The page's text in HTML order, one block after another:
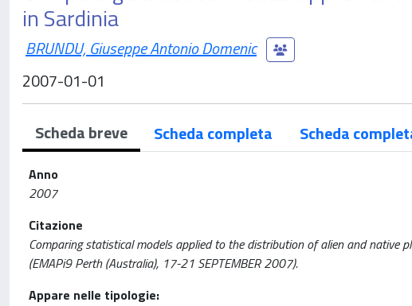
in Sardinia
BRUNDU, Giuseppe Antonio Domenic
2007-01-01
Scheda breve Scheda completa Scheda
Anno
2007
Citazione
Comparing statistical models applied to the distribution of alien and native
(EMAPi9 Perth (Australia), 17-21 SEPTEMBER 2007).
Appare nelle tipologie: